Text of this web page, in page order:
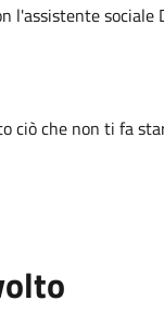
l'assistente sociale
ciò che non ti fa